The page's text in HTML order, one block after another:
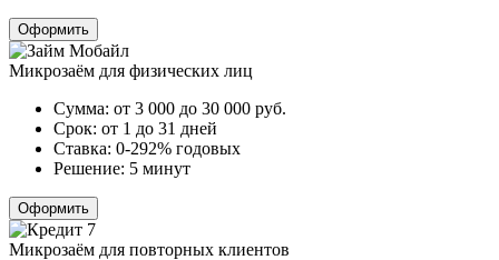
Оформить
Микрозаём для физических лиц
Сумма: от 3 000 до 30 000 руб.
Срок: от 1 до 31 дней
Ставка: 0-292% годовых
Решение: 5 минут
Оформить
Микрозаём для повторных клиентов